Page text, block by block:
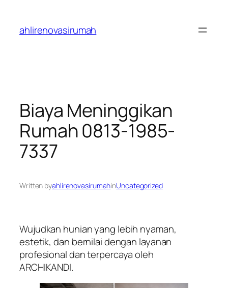
content
ahlirenovasirumah
Biaya Meninggikan
Rumah 0813-1985-
7337
Written byahlirenovasirumahinUncategorized
Wujudkan hunian yang lebih nyaman,
estetik, dan bernilai dengan layanan
profesional dan terpercaya oleh
ARCHIKANDI.